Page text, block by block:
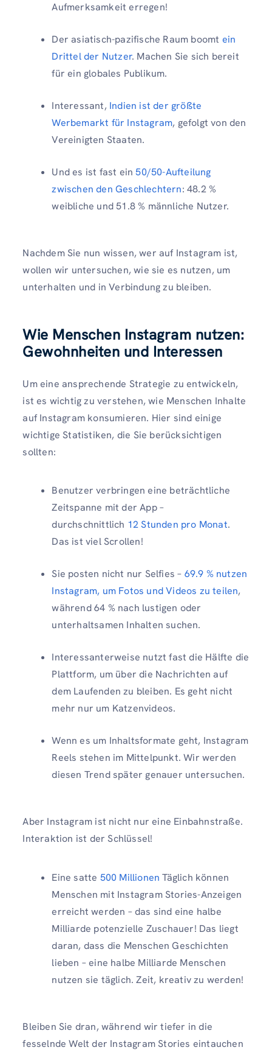
Aufmerksamkeit erregen!
Der asiatisch-pazifische Raum boomt ein
Drittel der Nutzer. Machen Sie sich bereit
für ein globales Publikum.
Interessant, Indien ist der größte
Werbemarkt für Instagram, gefolgt von den
Vereinigten Staaten.
Und es ist fast ein50/50-Aufteilung
zwischen den Geschlechtern: 48.2 %
weibliche und 51.8 % männliche Nutzer.
Nachdem Sie nun wissen, wer auf Instagram ist,
wollen wir untersuchen, wie sie es nutzen, um
unterhalten und in Verbindung zu bleiben.
Wie Menschen Instagram nutzen:
Gewohnheiten und Interessen
Um eine ansprechende Strategie zu entwickeln,
ist es wichtig zu verstehen, wie Menschen Inhalte
auf Instagram konsumieren. Hier sind einige
wichtige Statistiken, die Sie berücksichtigen
sollten:
Benutzer verbringen eine beträchtliche
Zeitspanne mit der App –
durchschnittlich 12 Stunden pro Monat.
Das ist viel Scrollen!
Sie posten nicht nur Selfies – 69.9 % nutzen
Instagram, um Fotos und Videos zu teilen,
während 64 % nach lustigen oder
unterhaltsamen Inhalten suchen.
Interessanterweise nutzt fast die Hälfte die
Plattform, um über die Nachrichten auf
dem Laufenden zu bleiben. Es geht nicht
mehr nur um Katzenvideos.
Wenn es um Inhaltsformate geht, Instagram
Reels stehen im Mittelpunkt. Wir werden
diesen Trend später genauer untersuchen.
Aber Instagram ist nicht nur eine Einbahnstraße.
Interaktion ist der Schlüssel!
Eine satte 500 Millionen Täglich können
Menschen mit Instagram Stories-Anzeigen
erreicht werden – das sind eine halbe
Milliarde potenzielle Zuschauer! Das liegt
daran, dass die Menschen Geschichten
lieben – eine halbe Milliarde Menschen
nutzen sie täglich. Zeit, kreativ zu werden!
Bleiben Sie dran, während wir tiefer in die
fesselnde Welt der Instagram Stories eintauchen